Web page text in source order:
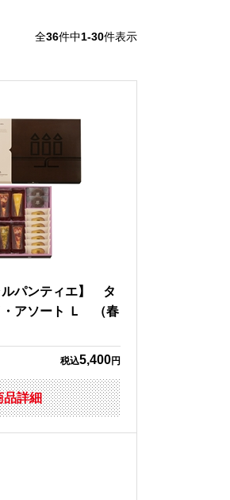
全36件中1-30件表示
ルパンティエ】 タ
・アソート Ｌ （春
税込5,400円
品詳細